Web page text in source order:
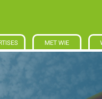
MET WIE